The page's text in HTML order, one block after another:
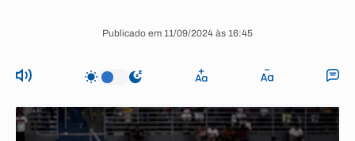
Publicado em 11/09/2024 às 16:45